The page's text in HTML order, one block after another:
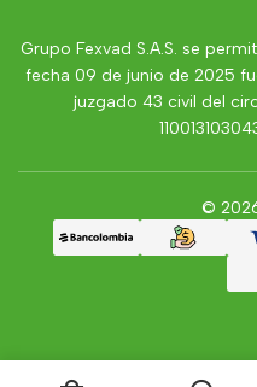
Grupo Fexvad S.A.S. se
fecha 09 de junio de 2025
juzgado 43 civil del
©